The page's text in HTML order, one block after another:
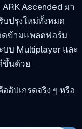
Ascended มา
ปรุงใหม่ทั้งหมด
ดข้ามแพลตฟอร์ม
บ Multiplayer และ
ขึ้นด้วย
ปเกรดจริง ๆ หรือ